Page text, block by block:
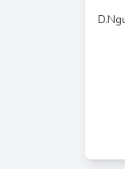
D. -